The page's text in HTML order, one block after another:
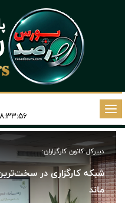
تغییر
وضعیت
ناوبری
۰۸:۳۳:۵۶ ۱۴۰۵/۰۵/۱۸
دبیرکل کانون کارگزاران:
شبکه کارگزاری در سخت‌ترین
ماند